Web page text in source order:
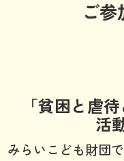
ご参
「貧困と虐
活
みらいこども財団